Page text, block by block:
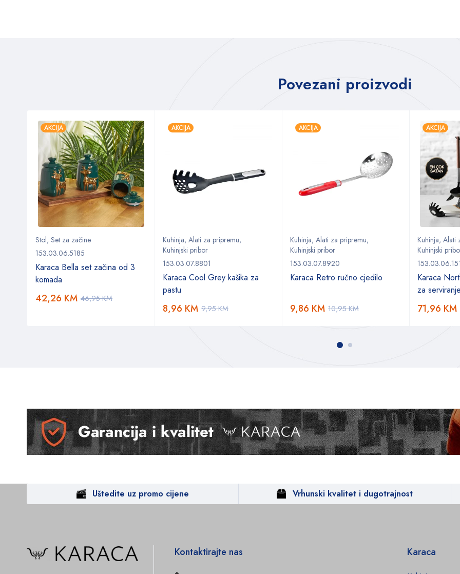
Povezani proizvodi
AKCIJA
Stol, Set za začine
153.03.06.5185
Karaca Bella set začina od 3
komada
46,95KM
42,26 KM
AKCIJA
Kuhinja, Alati za pripremu,
Kuhinjski pribor
153.03.07.8801
Karaca Cool Grey kašika za
pastu
9,95KM
8,96 KM
AKCIJA
Kuhinja, Alati za pripremu,
Kuhinjski pribor
153.03.07.8920
Karaca Retro ručno cjedilo
10,95KM
9,86 KM
AKCIJA
Kuhinja, Alati
Kuhinjski
Karaca
za serviranje
71,96 KM
Uštedite uz promo cijene Vrhunski kvalitet i dugotrajnost
Kontaktirajte nas Karaca